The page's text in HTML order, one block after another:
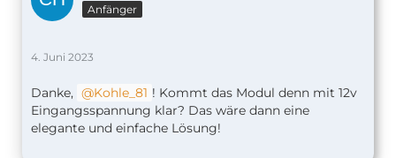
Anfänger
4. Juni 2023
Danke, Kohle_81 ! Kommt das Modul denn mit 12v
Eingangsspannung klar? Das wäre dann eine
elegante und einfache Lösung!